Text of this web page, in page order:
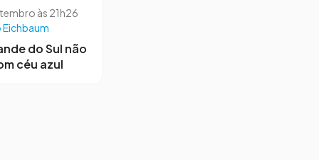
às 21h26
Eichbaum
do Sul não
céu azul